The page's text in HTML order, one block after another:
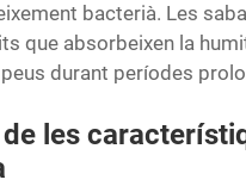
bacterià. Les
que absorbeixen la
durant períodes
les